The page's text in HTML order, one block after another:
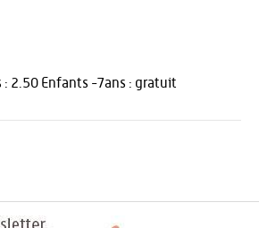
: 2.50 Enfants -7ans : gratuit